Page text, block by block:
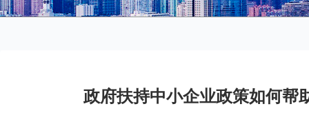
政府扶持中小企业政策如何帮